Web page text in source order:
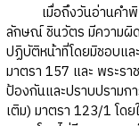
เมื่อถึงวันอ่านคำพิพ
ลักษณ์ ชินวัตร มีความผิ
ปฏิบัติหน้าที่โดยมิชอบแ
มาตรา 157 และ พระร
ป้องกันและปราบปราม
เติม) มาตรา 123/1 โด